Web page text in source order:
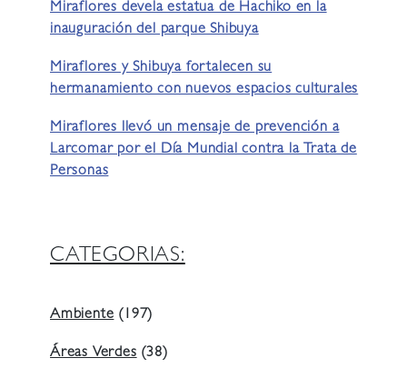
Miraflores devela estatua de Hachiko en la
inauguración del parque Shibuya
Miraflores y Shibuya fortalecen su
hermanamiento con nuevos espacios culturales
Miraflores llevó un mensaje de prevención a
Larcomar por el Día Mundial contra la Trata de
Personas
CATEGORIAS:
Ambiente(197)
Áreas Verdes(38)